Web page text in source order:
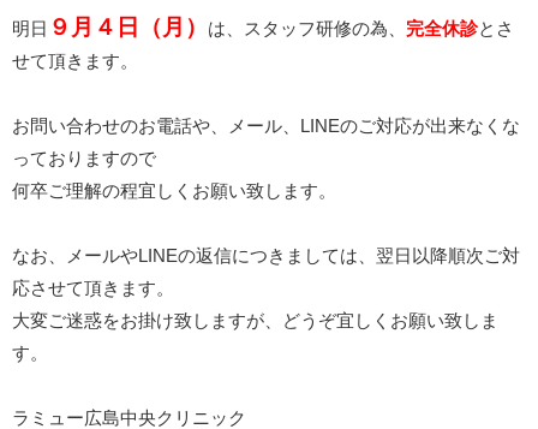
明日 ９月４日（月） は、スタッフ研修の為、 完全休診とさ
せて頂きます。
お問い合わせのお電話や、メール、LINEのご対応が出来なくな
っておりますので
何卒ご理解の程宜しくお願い致します。
なお、メールやLINEの返信につきましては、翌日以降順次ご対
応させて頂きます。
大変ご迷惑をお掛け致しますが、どうぞ宜しくお願い致しま
す。
ラミュー広島中央クリニック